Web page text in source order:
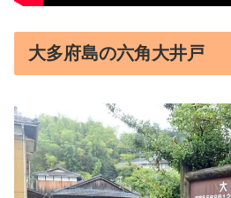
大多府島の六角大井戸